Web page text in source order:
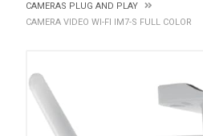
CAMERAS PLUG AND PLAY
CAMERA VIDEO WI-FI IM7-S FULL COLOR